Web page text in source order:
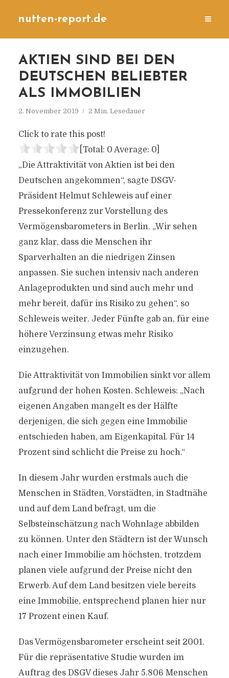
nutten-report.de
AKTIEN SIND BEI DEN
DEUTSCHEN BELIEBTER
ALS IMMOBILIEN
2. November 2019 2 Min. Lesedauer
Click to rate this post!
[Total: 0 Average: 0]
„Die Attraktivität von Aktien ist bei den
Deutschen angekommen“, sagte DSGV-
Präsident Helmut Schleweis auf einer
Pressekonferenz zur Vorstellung des
Vermögensbarometers in Berlin. „Wir sehen
ganz klar, dass die Menschen ihr
Sparverhalten an die niedrigen Zinsen
anpassen. Sie suchen intensiv nach anderen
Anlageprodukten und sind auch mehr und
mehr bereit, dafür ins Risiko zu gehen“, so
Schleweis weiter. Jeder Fünfte gab an, für eine
höhere Verzinsung etwas mehr Risiko
einzugehen.
Die Attraktivität von Immobilien sinkt vor allem
aufgrund der hohen Kosten. Schleweis: „Nach
eigenen Angaben mangelt es der Hälfte
derjenigen, die sich gegen eine Immobilie
entschieden haben, am Eigenkapital. Für 14
Prozent sind schlicht die Preise zu hoch.“
In diesem Jahr wurden erstmals auch die
Menschen in Städten, Vorstädten, in Stadtnähe
und auf dem Land befragt, um die
Selbsteinschätzung nach Wohnlage abbilden
zu können. Unter den Städtern ist der Wunsch
nach einer Immobilie am höchsten, trotzdem
planen viele aufgrund der Preise nicht den
Erwerb. Auf dem Land besitzen viele bereits
eine Immobilie, entsprechend planen hier nur
17 Prozent einen Kauf.
Das Vermögensbarometer erscheint seit 2001.
Für die repräsentative Studie wurden im
Auftrag des DSGV dieses Jahr 5.806 Menschen